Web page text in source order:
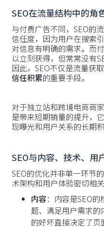
SEO在流量结构中的角
与付费广告不同，SEO的
信任度，因为用户在搜索
对信息有明确的需求。而
以立刻获得，但常常没有
因此，SEO不仅是流量获
信任积累的重要手段。
对于独立站和跨境电商商
是带来短期销量的提升，
现曝光和用户关系的长期积
SEO与内容、技术、用
SEO的优化并非单一环节
术架构和用户体验密切相
内容：内容是SEO
题、满足用户需求的
的好坏直接决定了页